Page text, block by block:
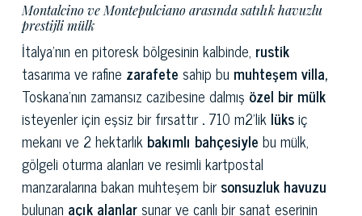
Montalcino ve Montepulciano arasında satılık havuzlu
prestijli mülk
İtalya'nın en pitoresk bölgesinin kalbinde, rustik
tasarıma ve rafine zarafete sahip bu muhteşem villa,
Toskana'nın zamansız cazibesine dalmış özel bir mülk
isteyenler için eşsiz bir fırsattır. 710 m2'lik lüksiç
mekanı ve 2 hektarlıkbakımlı bahçesiyle bu mülk,
gölgeli oturma alanları ve resimli kartpostal
manzaralarına bakan muhteşem birsonsuzluk havuzu
bulunan açık alanlarsunar ve canlı bir sanat eserinin